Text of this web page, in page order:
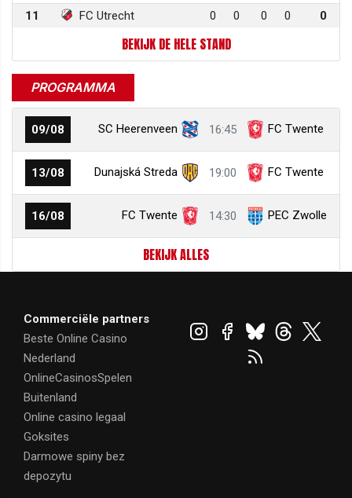
11
FC Utrecht 0 0 0 0 0
BEKIJK DE HELE STAND
PROGRAMMA
09/08 SC Heerenveen 16:45 FC Twente
13/08 Dunajská Streda 19:00 FC Twente
16/08 FC Twente 14:30 PEC Zwolle
BEKIJK ALLES
Commerciële partners
Beste Online Casino
Nederland
OnlineCasinosSpelen
Buitenland
Online casino legaal
Goksites
Darmowe spiny bez
depozytu